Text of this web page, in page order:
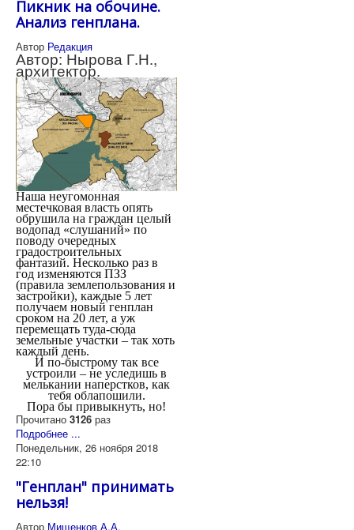
Пикник на обочине.
Анализ генплана.
Автор Редакция
Автор: Нырова Г.Н.,
архитектор.
Наша неугомонная
местечковая власть опять
обрушила на граждан целый
водопад «слушаний» по
поводу очередных
градостроительных
фантазий. Несколько раз в
год изменяются ПЗЗ
(правила землепользования и
застройки), каждые 5 лет
получаем новый генплан
сроком на 20 лет, а уж
перемещать туда-сюда
земельные участки – так хоть
каждый день.
И по-быстрому так все
устроили – не уследишь в
мелькании наперстков, как
тебя облапошили.
Пора бы привыкнуть, но!
Прочитано 3126 раз
Подробнее ...
Понедельник, 26 ноября 2018
22:10
"Генплан" принимать
нельзя!
Автор Мищенков А.А.